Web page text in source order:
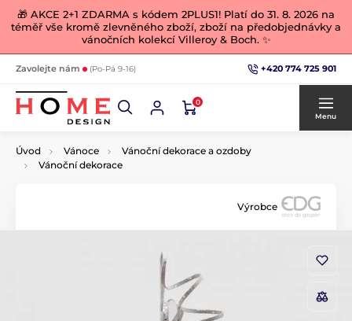
🎁 AKCE 2+1 ZDARMA s kódem 2PLUS1! Platí do 31. 8. 2026 na
téměř vše kromě zlevněného zboží, zboží na předobjednávky a
vánočních kolekcí Villeroy & Boch. ✨
Zavolejte nám (Po-Pá 9-16) +420 774 725 901
0
Menu
Úvod Vánoce
Vánoční dekorace a ozdoby
Vánoční dekorace
Výrobce